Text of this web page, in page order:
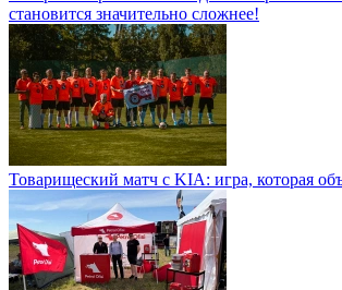
становится значительно сложнее!
Товарищеский матч с KIA: игра, которая